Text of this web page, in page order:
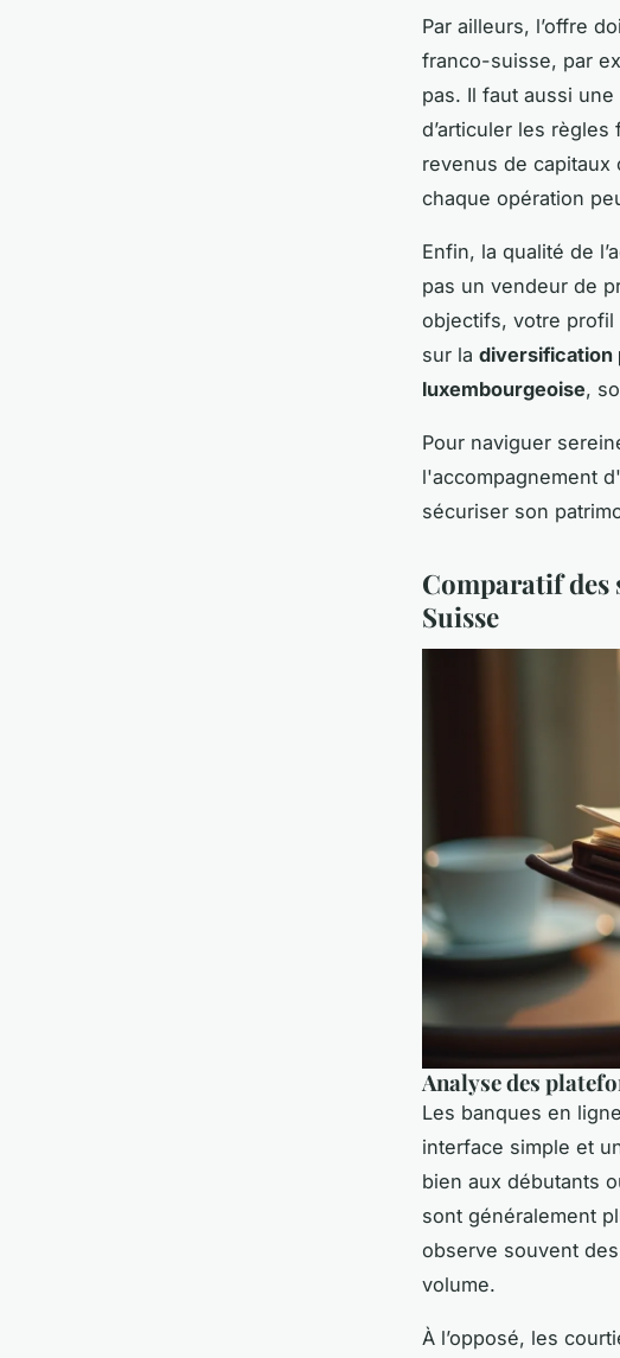
Par ailleurs, l’offre
franco-suisse, par
pas. Il faut aussi
d’articuler les
revenus de capitaux
chaque opération
Enfin, la qualité de
pas un vendeur de
objectifs, votre profil
sur la diversification
luxembourgeoise,
Pour naviguer
l'accompagnement
sécuriser son
Comparatif des
Suisse
Analyse des
Les banques en
interface simple et
bien aux débutants
sont généralement
observe souvent
volume.
À l’opposé, les